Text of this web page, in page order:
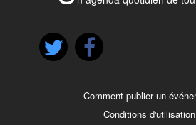
Comment publier un
Conditions d'utilisation